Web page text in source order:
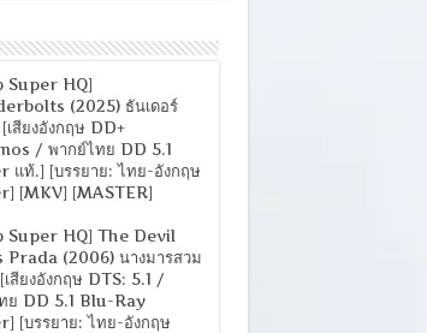
Super HQ]
(2025) ธันเดอร์
เสียงอังกฤษ DD+
/ พากย์ไทย DD 5.1
แท้.] [บรรยาย: ไทย-อังกฤษ
[MKV] [MASTER]
Super HQ] The Devil
Prada (2006) นางมารสวม
เสียงอังกฤษ DTS: 5.1 /
ย DD 5.1 Blu-Ray
[บรรยาย: ไทย-อังกฤษ